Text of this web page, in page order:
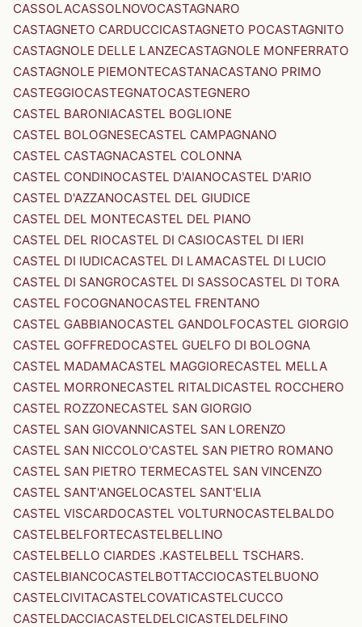
CASSOLACASSOLNOVOCASTAGNARO
CASTAGNETO CARDUCCICASTAGNETO POCASTAGNITO
CASTAGNOLE DELLE LANZECASTAGNOLE MONFERRATO
CASTAGNOLE PIEMONTECASTANACASTANO PRIMO
CASTEGGIOCASTEGNATOCASTEGNERO
CASTEL BARONIACASTEL BOGLIONE
CASTEL BOLOGNESECASTEL CAMPAGNANO
CASTEL CASTAGNACASTEL COLONNA
CASTEL CONDINOCASTEL D'AIANOCASTEL D'ARIO
CASTEL D'AZZANOCASTEL DEL GIUDICE
CASTEL DEL MONTECASTEL DEL PIANO
CASTEL DEL RIOCASTEL DI CASIOCASTEL DI IERI
CASTEL DI IUDICACASTEL DI LAMACASTEL DI LUCIO
CASTEL DI SANGROCASTEL DI SASSOCASTEL DI TORA
CASTEL FOCOGNANOCASTEL FRENTANO
CASTEL GABBIANOCASTEL GANDOLFOCASTEL GIORGIO
CASTEL GOFFREDOCASTEL GUELFO DI BOLOGNA
CASTEL MADAMACASTEL MAGGIORECASTEL MELLA
CASTEL MORRONECASTEL RITALDICASTEL ROCCHERO
CASTEL ROZZONECASTEL SAN GIORGIO
CASTEL SAN GIOVANNICASTEL SAN LORENZO
CASTEL SAN NICCOLO'CASTEL SAN PIETRO ROMANO
CASTEL SAN PIETRO TERMECASTEL SAN VINCENZO
CASTEL SANT'ANGELOCASTEL SANT'ELIA
CASTEL VISCARDOCASTEL VOLTURNOCASTELBALDO
CASTELBELFORTECASTELBELLINO
CASTELBELLO CIARDES .KASTELBELL TSCHARS.
CASTELBIANCOCASTELBOTTACCIOCASTELBUONO
CASTELCIVITACASTELCOVATICASTELCUCCO
CASTELDACCIACASTELDELCICASTELDELFINO